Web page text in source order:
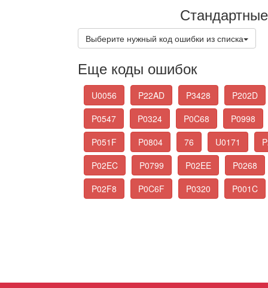
Выберите нужный код ошибки из списка
Еще коды ошибок
U0056 P22AD P3428
P202D
P0547
P0324 P0C68
P0998
P051F
P0804 76 U0171
P02EC
P0799 P02EE
P0268
P02F8
P0C6F P0320 P001C